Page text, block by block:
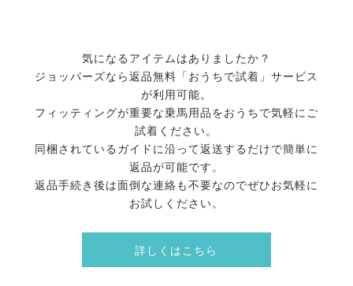
気になるアイテムはありましたか？
ジョッパーズなら返品無料「おうちで試着」サービス
が利用可能。
フィッティングが重要な乗馬用品をおうちで気軽にご
試着ください。
同梱されているガイドに沿って返送するだけで簡単に
返品が可能です。
返品手続き後は面倒な連絡も不要なのでぜひお気軽に
お試しください。
詳しくはこちら